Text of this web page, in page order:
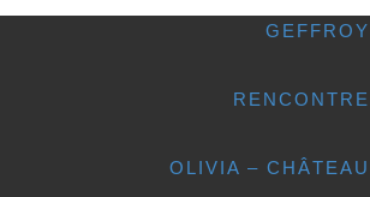
GEFFROY
RENCONTRE
OLIVIA – CHÂTEAU